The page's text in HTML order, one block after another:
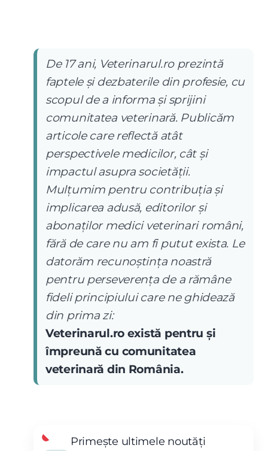
De 17 ani, Veterinarul.ro prezintă
faptele și dezbaterile din profesie, cu
scopul de a informa și sprijini
comunitatea veterinară. Publicăm
articole care reflectă atât
perspectivele medicilor, cât și
impactul asupra societății.
Mulțumim pentru contribuția și
implicarea adusă, editorilor și
abonaților medici veterinari români,
fără de care nu am fi putut exista. Le
datorăm recunoștința noastră
pentru perseverența de a rămâne
fideli principiului care ne ghidează
din prima zi:
Veterinarul.ro există pentru și
împreună cu comunitatea
veterinară din România.
Primește ultimele noutăți